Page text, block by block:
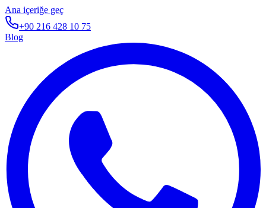
Ana içeriğe geç
+90 216 428 10 75
Blog